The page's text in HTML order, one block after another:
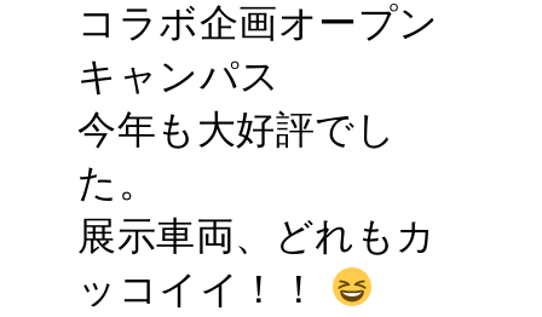
コラボ企画オープン
キャンパス
今年も大好評でし
た。
展示車両、どれもカ
ッコイイ！！